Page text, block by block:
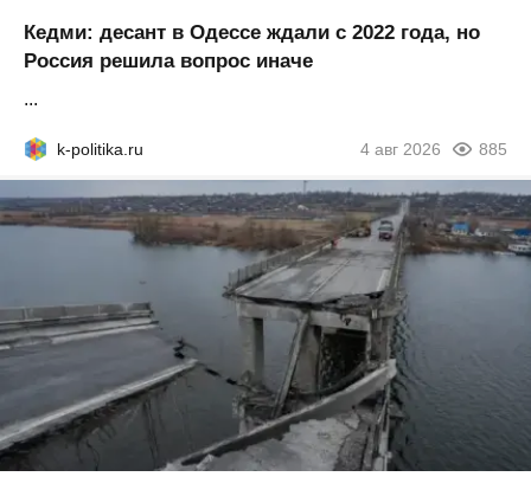
Кедми: десант в Одессе ждали с 2022 года, но
Россия решила вопрос иначе
...
k-politika.ru 4 авг 2026 885